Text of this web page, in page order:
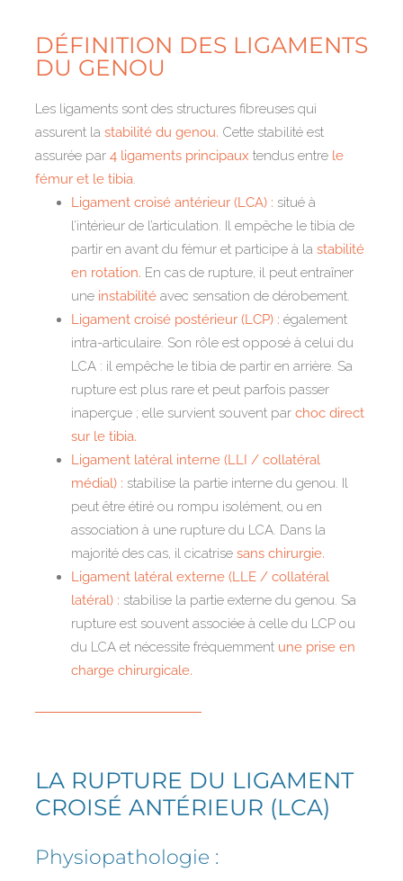
DÉFINITION DES LIGAMENTS
DU GENOU
Les ligaments sont des structures fibreuses qui
assurent la stabilité du genou. Cette stabilité est
assurée par 4 ligaments principaux tendus entre le
fémur et le tibia.
Ligament croisé antérieur (LCA) : situé à
l’intérieur de l’articulation. Il empêche le tibia de
partir en avant du fémur et participe à la stabilité
en rotation. En cas de rupture, il peut entraîner
une instabilité avec sensation de dérobement.
Ligament croisé postérieur (LCP) : également
intra-articulaire. Son rôle est opposé à celui du
LCA : il empêche le tibia de partir en arrière. Sa
rupture est plus rare et peut parfois passer
inaperçue ; elle survient souvent par choc direct
sur le tibia.
Ligament latéral interne (LLI / collatéral
médial) : stabilise la partie interne du genou. Il
peut être étiré ou rompu isolément, ou en
association à une rupture du LCA. Dans la
majorité des cas, il cicatrise sans chirurgie.
Ligament latéral externe (LLE / collatéral
latéral) : stabilise la partie externe du genou. Sa
rupture est souvent associée à celle du LCP ou
du LCA et nécessite fréquemment une prise en
charge chirurgicale.
LA RUPTURE DU LIGAMENT
CROISÉ ANTÉRIEUR (LCA)
Physiopathologie :